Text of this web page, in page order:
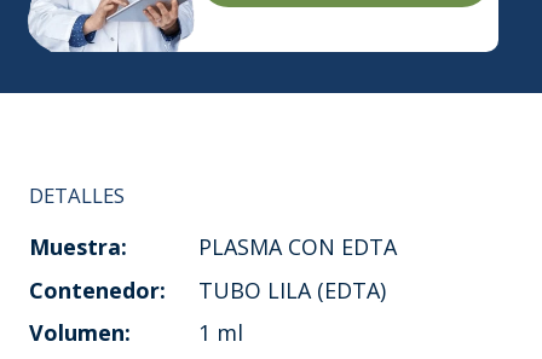
DETALLES
Muestra:
PLASMA CON EDTA
Contenedor:
TUBO LILA (EDTA)
Volumen:
1 ml